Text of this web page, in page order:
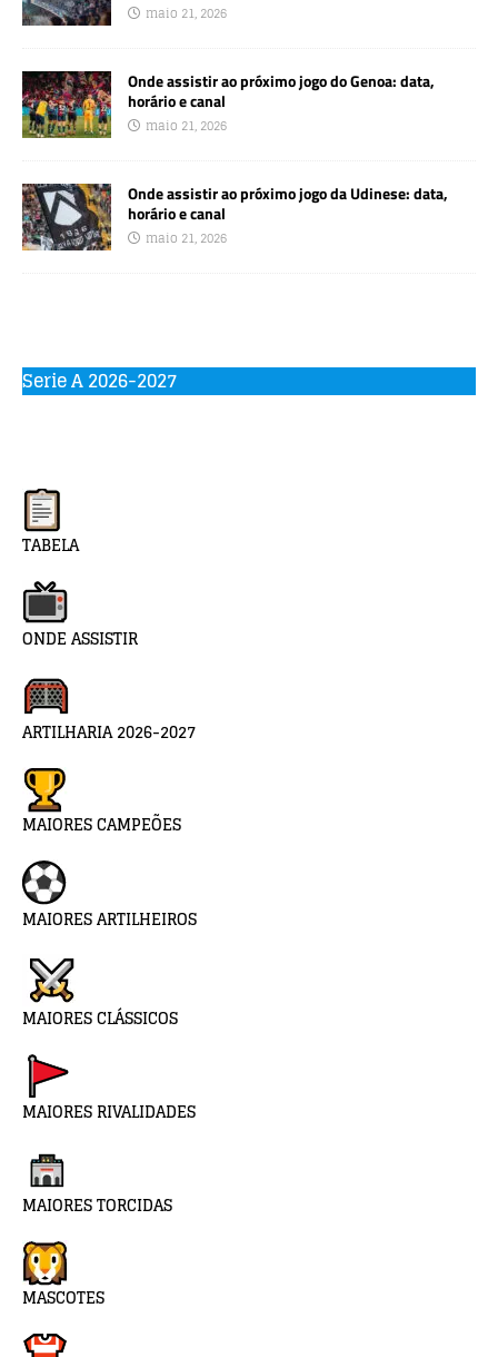
maio 21, 2026
Onde assistir ao próximo jogo do Genoa: data,
horário e canal
maio 21, 2026
Onde assistir ao próximo jogo da Udinese: data,
horário e canal
maio 21, 2026
Serie A 2026-2027
TABELA
ONDE ASSISTIR
ARTILHARIA 2026-2027
MAIORES CAMPEÕES
MAIORES ARTILHEIROS
MAIORES CLÁSSICOS
MAIORES RIVALIDADES
MAIORES TORCIDAS
MASCOTES